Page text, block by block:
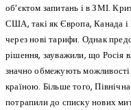
об’єктом запитань і в ЗМІ.
США, такі як Європа, Канада і
через нові тарифи. Однак
рішення, зауважили, що Росія
значно обмежують можливості
країною. Більше того,
потрапили до списку нових